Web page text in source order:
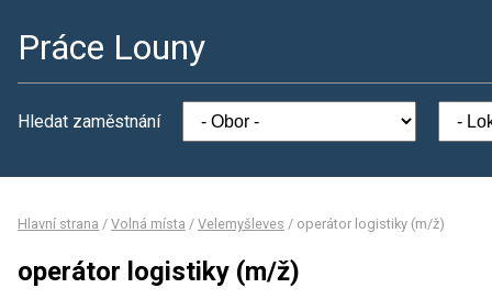
Práce Louny
Hledat zaměstnání
Hlavní strana / Volná místa / Velemyšleves / operátor logistiky (m/ž)
operátor logistiky (m/ž)